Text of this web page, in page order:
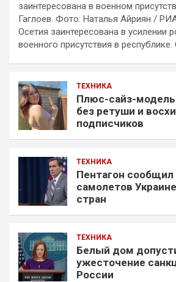
заинтересована в военном
Гаглоев. Фото: Наталья Айриян /
Осетия заинтересована в усилении
военного присутствия в
ТЕХНИКА
Плюс-сайз-модель
без ретуши и
подписчиков
ТЕХНИКА
Пентагон сообщил
самолетов
стран
ТЕХНИКА
Белый дом
ужесточение
России